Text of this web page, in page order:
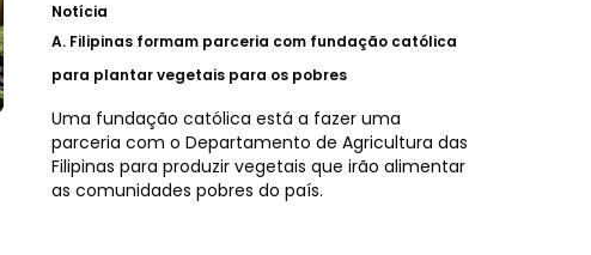
Notícia
A. Filipinas formam parceria com fundação católica
para plantar vegetais para os pobres
Uma fundação católica está a fazer uma
parceria com o Departamento de Agricultura das
Filipinas para produzir vegetais que irão alimentar
as comunidades pobres do país.